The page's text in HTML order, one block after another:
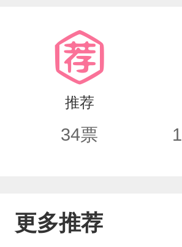
总：这是我的房子。胡
顶流。记者：从小糊糊
的。记者：？闫总：不
推荐
34票
更多推荐